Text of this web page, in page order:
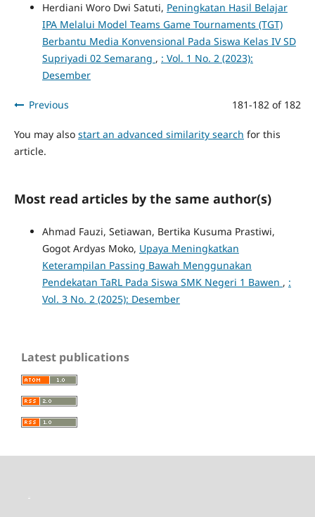
Herdiani Woro Dwi Satuti, Peningkatan Hasil Belajar
IPA Melalui Model Teams Game Tournaments (TGT)
Berbantu Media Konvensional Pada Siswa Kelas IV SD
Supriyadi 02 Semarang , : Vol. 1 No. 2 (2023):
Desember
Previous 181-182 of 182
You may also start an advanced similarity search for this
article.
Most read articles by the same author(s)
Ahmad Fauzi, Setiawan, Bertika Kusuma Prastiwi,
Gogot Ardyas Moko, Upaya Meningkatkan
Keterampilan Passing Bawah Menggunakan
Pendekatan TaRL Pada Siswa SMK Negeri 1 Bawen , :
Vol. 3 No. 2 (2025): Desember
Latest publications